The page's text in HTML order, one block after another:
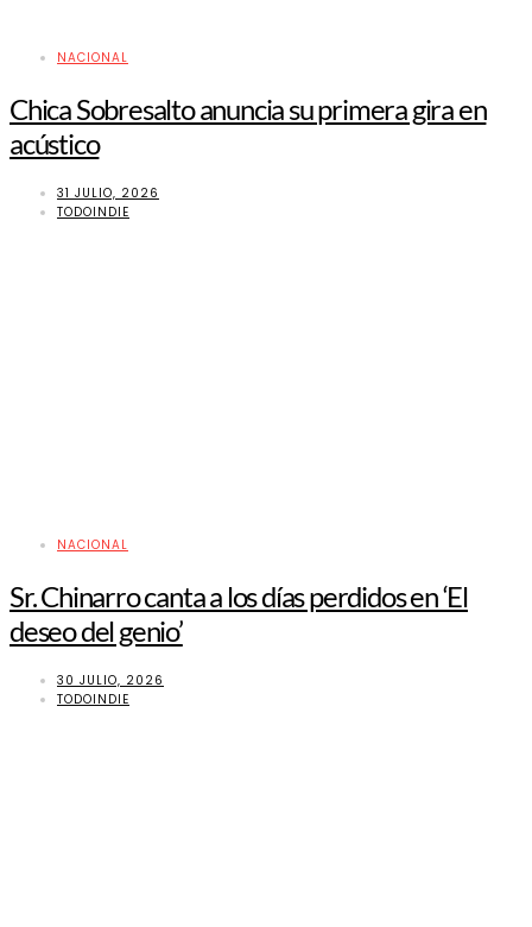
NACIONAL
Chica Sobresalto anuncia su primera gira en
acústico
31 JULIO, 2026
TODOINDIE
NACIONAL
Sr. Chinarro canta a los días perdidos en ‘El
deseo del genio’
30 JULIO, 2026
TODOINDIE